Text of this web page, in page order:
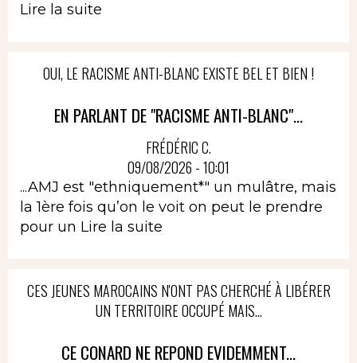
Lire la suite
OUI, LE RACISME ANTI-BLANC EXISTE BEL ET BIEN !
EN PARLANT DE "RACISME ANTI-BLANC"...
FRÉDÉRIC C.
09/08/2026 - 10:01
...AMJ est "ethniquement*" un mulâtre, mais
la 1ère fois qu’on le voit on peut le prendre
pour un Lire la suite
CES JEUNES MAROCAINS N'ONT PAS CHERCHÉ À LIBÉRER
UN TERRITOIRE OCCUPÉ MAIS...
CE CONARD NE REPOND EVIDEMMENT...